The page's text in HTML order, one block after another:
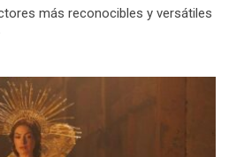
más reconocibles y versátiles